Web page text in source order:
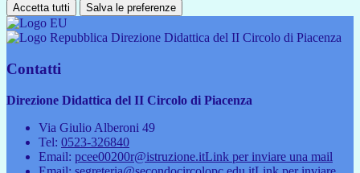
Accetta tutti Salva le preferenze
Direzione Didattica del II Circolo di Piacenza
Contatti
Direzione Didattica del II Circolo di Piacenza
Via Giulio Alberoni 49
Tel: 0523-326840
Email: pcee00200r@istruzione.itLink per inviare una mail